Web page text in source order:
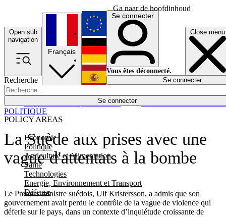
Ga naar de hoofdinhoud
Open sub
navigation
Close menu
Recherche
Se connecter
POLICY AREAS
Economie
Politique
Agriculture et Alimentation
Santé
Technologies
Energie, Environnement et Transport
Défense
Économie
Français
English
Deutsch
Español
Se connecter
Vous êtes déconnecté.
Se connecter
La Suède aux prises avec une
vague d'attentats à la bombe
Le Premier ministre suédois, Ulf Kristersson, a admis que son
gouvernement avait perdu le contrôle de la vague de violence qui
déferle sur le pays, dans un contexte d’inquiétude croissante de
POLITIQUE